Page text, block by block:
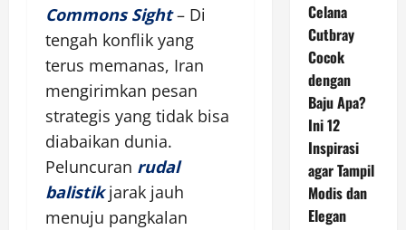
Commons Sight– Di
tengah konflik yang
terus memanas, Iran
mengirimkan pesan
strategis yang tidak bisa
diabaikan dunia.
Peluncuran rudal
balistikjarak jauh
menuju pangkalan
Celana
Cutbray
Cocok
dengan
Baju Apa?
Ini 12
Inspirasi
agar Tampil
Modis dan
Elegan